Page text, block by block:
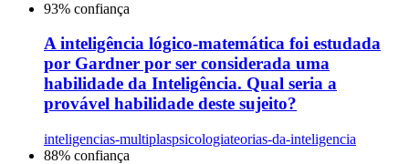
93% confiança
A inteligência lógico-matemática foi estudada
por Gardner por ser considerada uma
habilidade da Inteligência. Qual seria a
provável habilidade deste sujeito?
inteligencias-multiplaspsicologiateorias-da-inteligencia
88% confiança